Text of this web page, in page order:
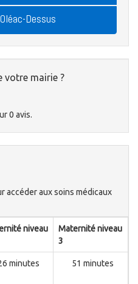
Dessus
votre mairie ?
0 avis.
accéder aux soins médicaux
niveau
Maternité niveau
3
minutes 51 minutes